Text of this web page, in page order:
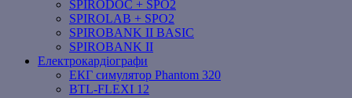
SPIRODOC + SPO2
SPIROLAB + SPO2
SPIROBANK II BASIC
SPIROBANK II
Електрокардіографи
ЕКГ симулятор Phantom 320
BTL-FLEXI 12